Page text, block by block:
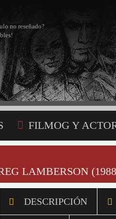
no reseñado?
FILMOG Y
LAMBERSON
DESCRIPCIÓN